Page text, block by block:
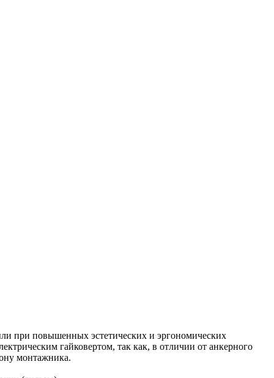
при повышенных эстетических и эргономических
гайковертом, так как, в отличии от анкерного
монтажника.